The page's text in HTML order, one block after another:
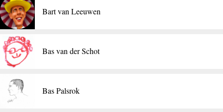
Bart van Leeuwen
Bas van der Schot
Bas Palsrok